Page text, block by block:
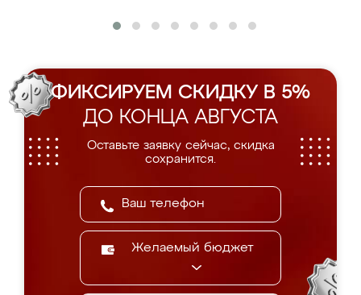
ФИКСИРУЕМ СКИДКУ В 5%
ДО КОНЦА АВГУСТА
Оставьте заявку сейчас, скидка
сохранится.
Желаемый бюджет